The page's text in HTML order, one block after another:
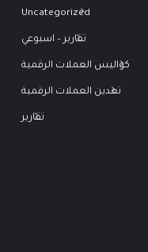
Uncategorized
تقارير – اسبوعي
كواليس العملات الرقمية
تعدين العملات الرقمية
تقارير